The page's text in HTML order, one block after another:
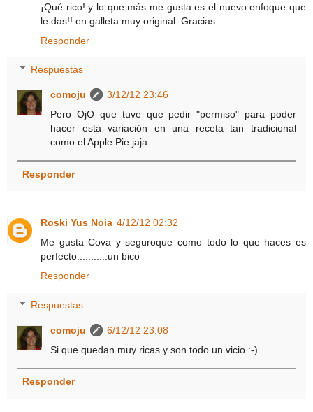
¡Qué rico! y lo que más me gusta es el nuevo enfoque que
le das!! en galleta muy original. Gracias
Responder
Respuestas
comoju
3/12/12 23:46
Pero OjO que tuve que pedir "permiso" para poder
hacer esta variación en una receta tan tradicional
como el Apple Pie jaja
Responder
Roski Yus Noia 4/12/12 02:32
Me gusta Cova y seguroque como todo lo que haces es
perfecto...........un bico
Responder
Respuestas
comoju
6/12/12 23:08
Si que quedan muy ricas y son todo un vicio :-)
Responder